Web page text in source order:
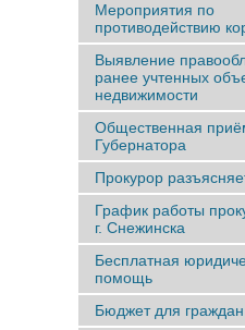
Мероприятия по
противодействию
Выявление
ранее учтенныx
недвижимости
Общественная
Губернатора
Прокурор
График работы
г. Снежинска
Бесплатная
помощь
Бюджет для граждан